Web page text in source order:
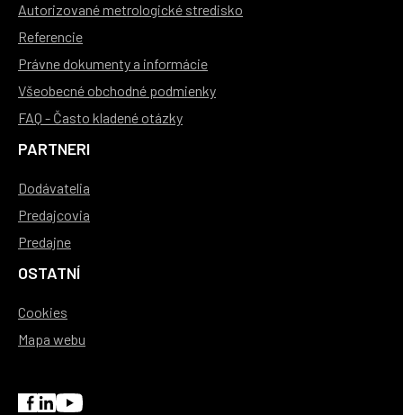
Autorizované metrologické stredisko
Referencie
Právne dokumenty a informácie
Všeobecné obchodné podmienky
FAQ - Často kladené otázky
PARTNERI
Dodávatelia
Predajcovia
Predajne
OSTATNÍ
Cookies
Mapa webu